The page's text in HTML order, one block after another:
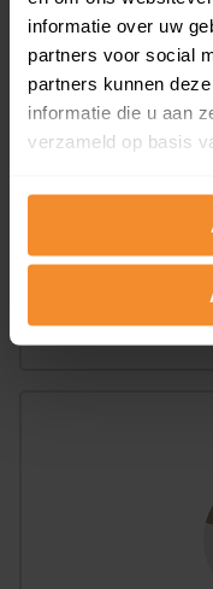
informatie over uw
partners voor social
partners kunnen
informatie die u aan
verzameld op basis
aandeel